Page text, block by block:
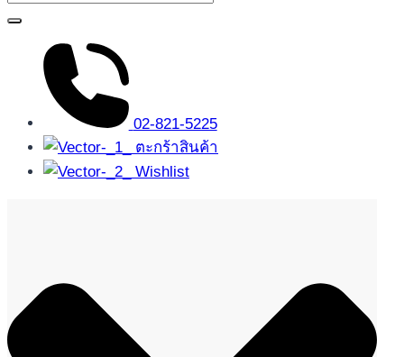
02-821-5225
ตะกร้าสินค้า
Wishlist